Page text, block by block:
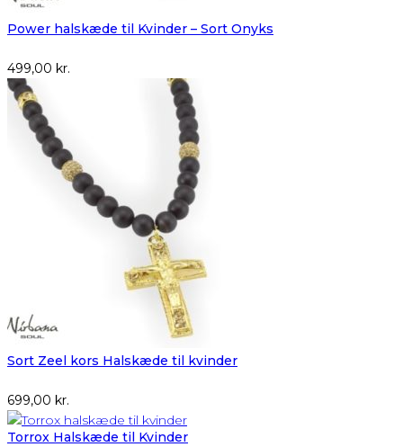
Power halskæde til Kvinder – Sort Onyks
499,00 kr.
Sort Zeel kors Halskæde til kvinder
699,00 kr.
Torrox Halskæde til Kvinder